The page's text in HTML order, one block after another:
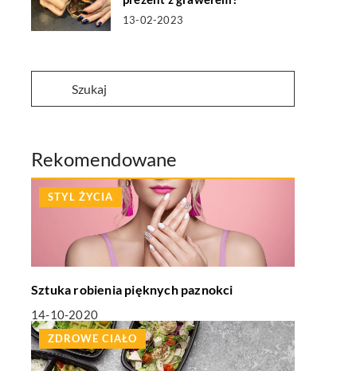
13-02-2023
Rekomendowane
STYL ŻYCIA
Sztuka robienia pięknych paznokci
14-10-2020
ZDROWE CIAŁO